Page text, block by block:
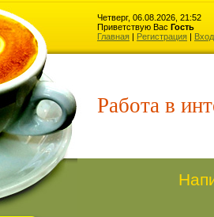
Четверг, 06.08.2026, 21:52
Приветствую Вас Гость
Главная | Регистрация | Вход
Работа в